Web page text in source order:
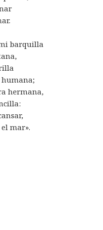
barquilla
hermana,
mar».